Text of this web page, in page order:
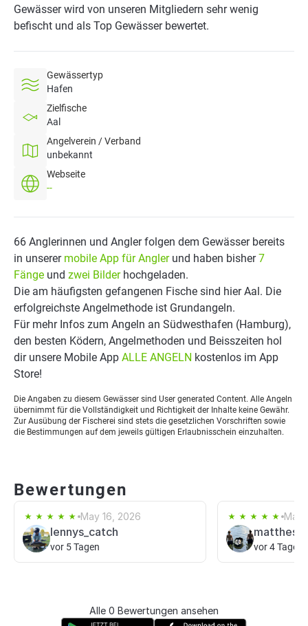
Gewässer wird von unseren Mitgliedern sehr wenig
befischt und als Top Gewässer bewertet.
Gewässertyp
Hafen
Zielfische
Aal
Angelverein / Verband
unbekannt
Webseite
--
66 Anglerinnen und Angler folgen dem Gewässer bereits
in unserer mobile App für Anglerund haben bisher7
Fänge und zwei Bilderhochgeladen.
Die am häufigsten gefangenen Fische sind hier Aal. Die
erfolgreichste Angelmethode ist Grundangeln.
Für mehr Infos zum Angeln an Südwesthafen (Hamburg),
den besten Ködern, Angelmethoden und Beisszeiten hol
dir unsere Mobile App ALLE ANGELN kostenlos im App
Store!
Die Angaben zu diesem Gewässer sind User generated Content. Alle Angeln
übernimmt für die Vollständigkeit und Richtigkeit der Inhalte keine Gewähr.
Zur Ausübung der Fischerei sind stets die gesetzlichen Vorschriften sowie
die Bestimmungen auf dem jeweils gültigen Erlaubnisschein einzuhalten.
Bewertungen
May 16, 2026
lennys_catch
vor 5 Tagen
May
vor 4 Tagen
Alle 0 Bewertungen ansehen